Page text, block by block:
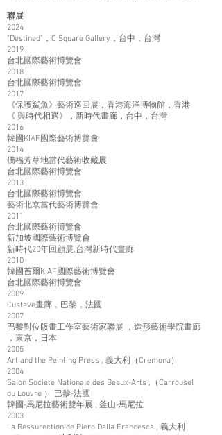
聯展
2024
"Destined"，C Square Gallery，台中，台灣
2019
台北國際藝術博覽會
2018
台北國際藝術博覽會
2017
《保護鯊魚》藝術巡回展，香港海洋博物館，香港
《 與時代相遇》，新時代畫廊，台中，台灣
2016
韓國KIAF國際藝術博覽會
2014
僑福芳草地當代藝術收藏展
台北國際藝術博覽會
2013
台北國際藝術博覽會
藝術北京當代藝術博覽會
2011
台北國際藝術博覽會
新加坡國際藝術博覽會
新時代20年回顧展,台灣新時代畫廊
2010
韓國首爾KIAF國際藝術博覽會
台北國際藝術博覽會
2009
Custave畫廊，巴黎，法國
2007
巴黎對位版畫工作室藝術家聯展 ，造形藝術學院畫廊
，東京，日本
2005
Art and the Peinting Press , 義大利（Cremona）
2004
Salon Societe Nationale des Beaux-Arts ,（Carrousel
du Louvre ） 巴黎-法國
韓國-馬尼拉藝術雙年展 , 釜山-馬尼拉
2003
La Ressurection de Piero Dalla Francesca , 義大利